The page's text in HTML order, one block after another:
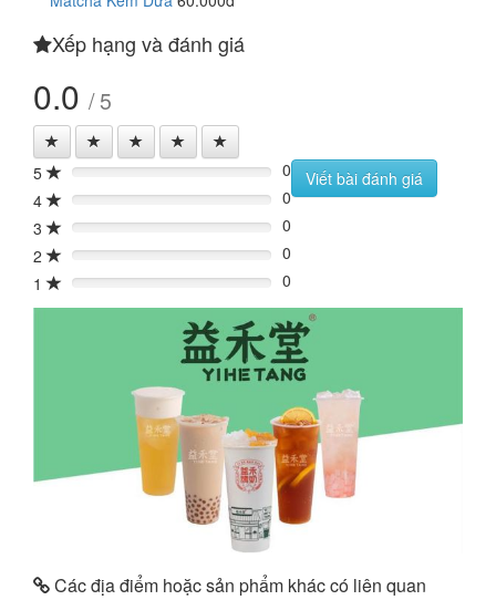
Xếp hạng và đánh giá
0.0 / 5
5 0%
0
4
0%
0
3
0%
0
2
0%
0
1
0% 0
Viết bài đánh giá
Các địa điểm hoặc sản phẩm khác có liên quan